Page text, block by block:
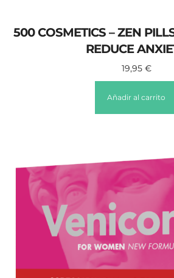
500 COSMETICS – ZEN
REDUCE
19,95 €
Añadir al carrito